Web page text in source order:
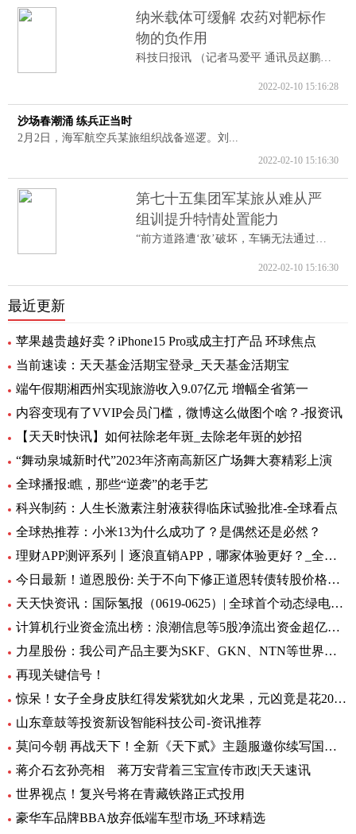
纳米载体可缓解 农药对靶标作
物的负作用
科技日报讯 （记者马爱平 通讯员赵鹏跃...
2022-02-10 15:16:28
沙场春潮涌 练兵正当时
2月2日，海军航空兵某旅组织战备巡逻。刘...
2022-02-10 15:16:30
第七十五集团军某旅从难从严
组训提升特情处置能力
“前方道路遭‘敌’破坏，车辆无法通过。...
2022-02-10 15:16:30
最近更新
苹果越贵越好卖？iPhone15 Pro或成主打产品 环球焦点
当前速读：天天基金活期宝登录_天天基金活期宝
端午假期湘西州实现旅游收入9.07亿元 增幅全省第一
内容变现有了VVIP会员门槛，微博这么做图个啥？-报资讯
【天天时快讯】如何祛除老年斑_去除老年斑的妙招
“舞动泉城新时代”2023年济南高新区广场舞大赛精彩上演
全球播报:瞧，那些“逆袭”的老手艺
科兴制药：人生长激素注射液获得临床试验批准-全球看点
全球热推荐：小米13为什么成功了？是偶然还是必然？
理财APP测评系列丨逐浪直销APP，哪家体验更好？_全球今亮点
今日最新！道恩股份: 关于不向下修正道恩转债转股价格的公告
天天快资讯：国际氢报（0619-0625）| 全球首个动态绿电制氨工厂初具规模；MTU开发液氢航空燃料电池技术；道达尔致力于绿氢炼油……
计算机行业资金流出榜：浪潮信息等5股净流出资金超亿元_世界热文
力星股份：我公司产品主要为SKF、GKN、NTN等世界著名的轴承公司配套 全球热点评
再现关键信号！
惊呆！女子全身皮肤红得发紫犹如火龙果，元凶竟是花20块钱买的……_每日观点
山东章鼓等投资新设智能科技公司-资讯推荐
莫问今朝 再战天下！全新《天下贰》主题服邀你续写国韵风华！_当前播报
蒋介石玄孙亮相 蒋万安背着三宝宣传市政|天天速讯
世界视点！复兴号将在青藏铁路正式投用
豪华车品牌BBA放弃低端车型市场_环球精选